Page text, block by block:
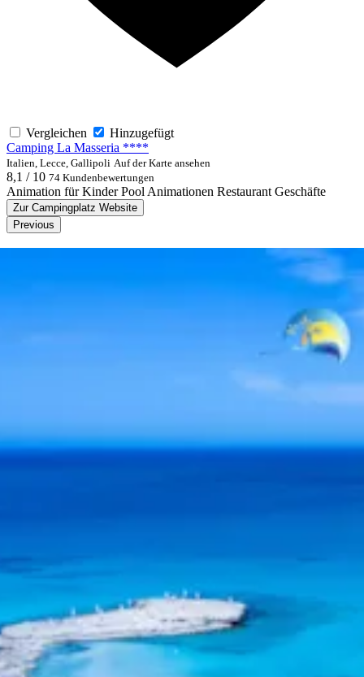
Vergleichen
Hinzugefügt
Camping La Masseria ****
Italien, Lecce, Gallipoli Auf der Karte ansehen
8,1 / 10 74 Kundenbewertungen
Animation für Kinder PoolAnimationen Restaurant Geschäfte
Zur Campingplatz Website
Previous